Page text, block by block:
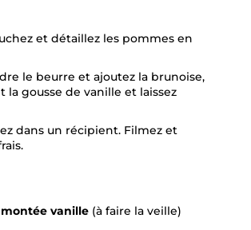
et détaillez les pommes en
le beurre et ajoutez la brunoise,
la gousse de vanille et laissez
dans un récipient. Filmez et
vanille(à faire la veille)